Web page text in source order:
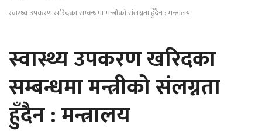
स्वास्थ्य उपकरण खरिदका सम्बन्धमा मन्त्रीको संलग्नता हुँदैन : मन्त्रालय
स्वास्थ्य उपकरण खरिदका
सम्बन्धमा मन्त्रीको संलग्नता
हुँदैन : मन्त्रालय